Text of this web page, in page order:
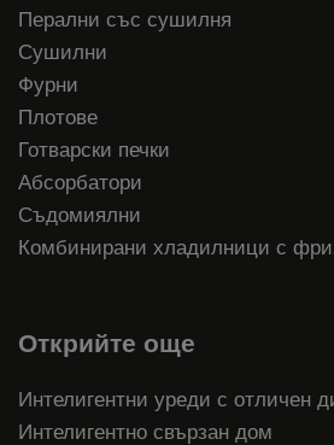
Перални със сушилня
Сушилни
Фурни
Плотове
Готварски печки
Абсорбатори
Съдомиялни
Комбинирани хладилници с
Открийте още
Интелигентни уреди с отличен
Интелигентно свързан дом